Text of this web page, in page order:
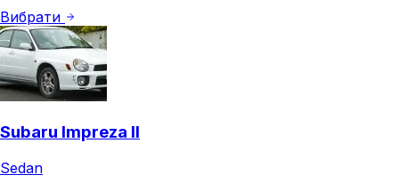
Вибрати
Subaru Impreza II
Sedan